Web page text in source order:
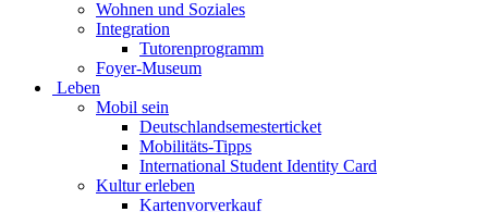
Wohnen und Soziales
Integration
Tutorenprogramm
Foyer-Museum
Leben
Mobil sein
Deutschlandsemesterticket
Mobilitäts-Tipps
International Student Identity Card
Kultur erleben
Kartenvorverkauf